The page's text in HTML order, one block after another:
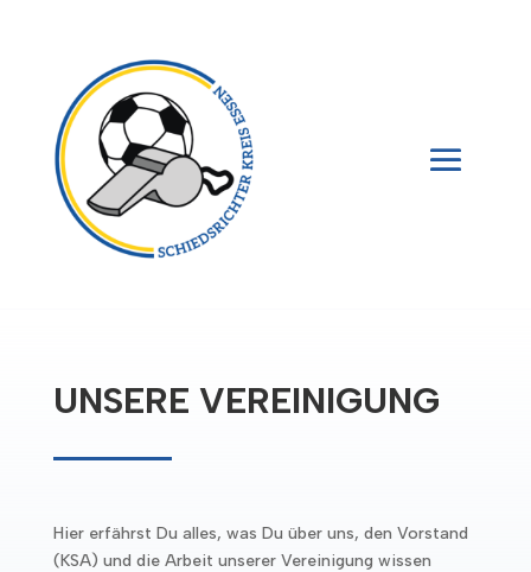
UNSERE VEREINIGUNG
Hier erfährst Du alles, was Du über uns, den Vorstand
(KSA) und die Arbeit unserer Vereinigung wissen